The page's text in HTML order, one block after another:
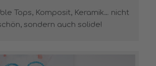
Tops, Komposit, Keramik… nicht
sondern auch solide!